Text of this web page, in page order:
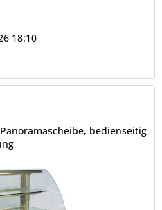
nach unten...
18:10
bedienseitig